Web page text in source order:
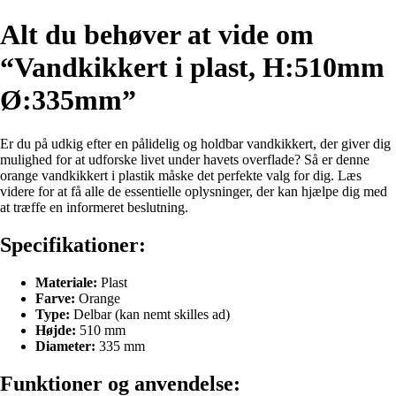
Alt du behøver at vide om
“Vandkikkert i plast, H:510mm
Ø:335mm”
Er du på udkig efter en pålidelig og holdbar vandkikkert, der giver dig
mulighed for at udforske livet under havets overflade? Så er denne
orange vandkikkert i plastik måske det perfekte valg for dig. Læs
videre for at få alle de essentielle oplysninger, der kan hjælpe dig med
at træffe en informeret beslutning.
Specifikationer:
Materiale: Plast
Farve: Orange
Type: Delbar (kan nemt skilles ad)
Højde: 510 mm
Diameter: 335 mm
Funktioner og anvendelse: